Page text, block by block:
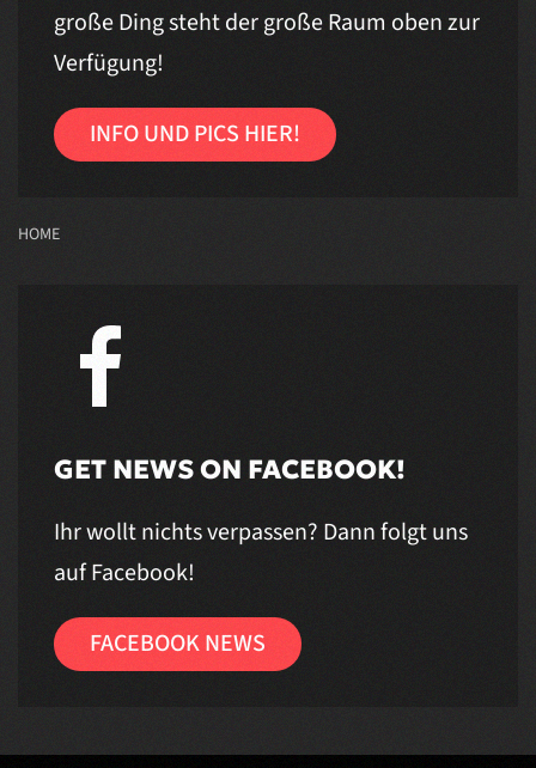
große Ding steht der große Raum oben zur
Verfügung!
INFO UND PICS HIER!
HOME
GET NEWS ON FACEBOOK!
Ihr wollt nichts verpassen? Dann folgt uns
auf Facebook!
FACEBOOK NEWS